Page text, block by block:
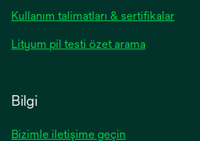
a
new
Kullanım talimatları & sertifikalaropens
Lityum pil testi özet arama
Bilgi
Bizimle iletişime geçin